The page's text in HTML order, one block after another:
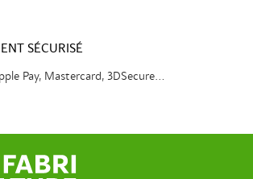
SÉCURISÉ
Pay, Mastercard, 3DSecure...